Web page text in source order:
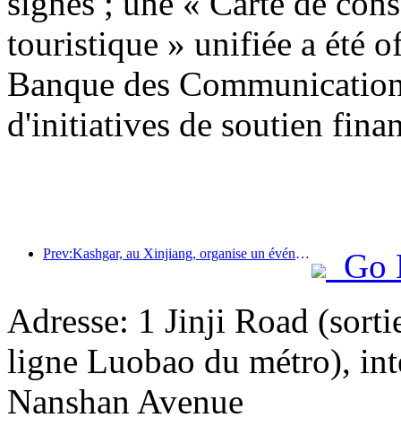
touristique » unifiée a été
Banque des
d'initiatives de soutien
Prev:Kashgar, au Xinjiang, organise un événement de promotion touristique pour favoriser les échanges interethniques.
Go
Adresse: 1 Jinji Road
ligne Luobao du métro),
Nanshan Avenue